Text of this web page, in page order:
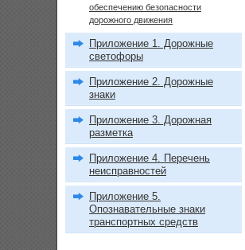
обеспечению безопасности
дорожного движения
Приложение 1. Дорожные
светофоры
Приложение 2. Дорожные
знаки
Приложение 3. Дорожная
разметка
Приложение 4. Перечень
неисправностей
Приложение 5.
Опознавательные знаки
транспортных средств